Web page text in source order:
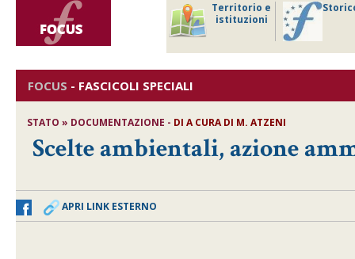
Territorio e
istituzioni
FOCUS - FASCICOLI SPECIALI
STATO » DOCUMENTAZIONE - DIA CURA DI M. ATZENI
Scelte ambientali, azione
APRI LINK ESTERNO